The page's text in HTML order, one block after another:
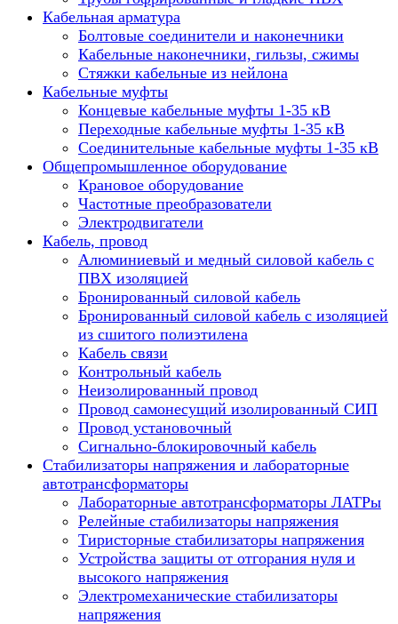
Кабельная арматура
Болтовые соединители и наконечники
Кабельные наконечники, гильзы, сжимы
Стяжки кабельные из нейлона
Кабельные муфты
Концевые кабельные муфты 1-35 кВ
Переходные кабельные муфты 1-35 кВ
Соединительные кабельные муфты 1-35 кВ
Общепромышленное оборудование
Крановое оборудование
Частотные преобразователи
Электродвигатели
Кабель, провод
Алюминиевый и медный силовой кабель с
ПВХ изоляцией
Бронированный силовой кабель
Бронированный силовой кабель с изоляцией
из сшитого полиэтилена
Кабель связи
Контрольный кабель
Неизолированный провод
Провод самонесущий изолированный СИП
Провод установочный
Сигнально-блокировочный кабель
Стабилизаторы напряжения и лабораторные
автотрансформаторы
Лабораторные автотрансформаторы ЛАТРы
Релейные стабилизаторы напряжения
Тиристорные стабилизаторы напряжения
Устройства защиты от отгорания нуля и
высокого напряжения
Электромеханические стабилизаторы
напряжения